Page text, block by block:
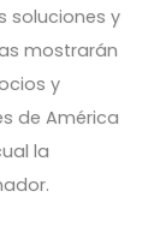
soluciones y
mostrarán
y
de América
la